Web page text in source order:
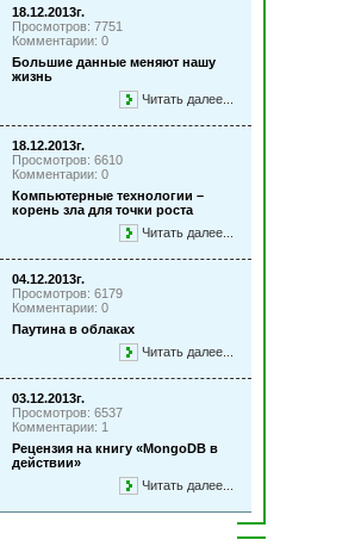
18.12.2013г.
Просмотров: 7751
Комментарии: 0
Большие данные меняют нашу
жизнь
Читать далее...
18.12.2013г.
Просмотров: 6610
Комментарии: 0
Компьютерные технологии –
корень зла для точки роста
Читать далее...
04.12.2013г.
Просмотров: 6179
Комментарии: 0
Паутина в облаках
Читать далее...
03.12.2013г.
Просмотров: 6537
Комментарии: 1
Рецензия на книгу «MongoDB в
действии»
Читать далее...